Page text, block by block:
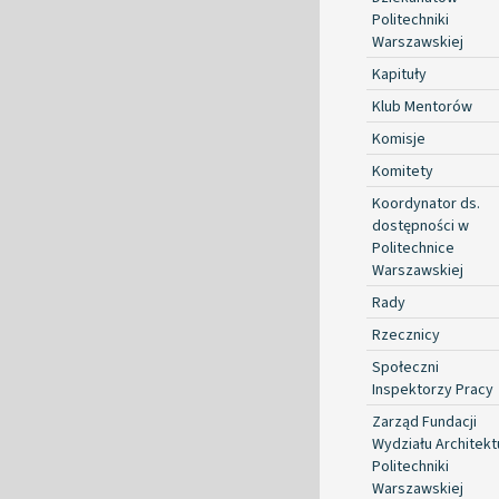
Politechniki
Warszawskiej
Kapituły
Klub Mentorów
Komisje
Komitety
Koordynator ds.
dostępności w
Politechnice
Warszawskiej
Rady
Rzecznicy
Społeczni
Inspektorzy Pracy
Zarząd Fundacji
Wydziału
Politechniki
Warszawskiej